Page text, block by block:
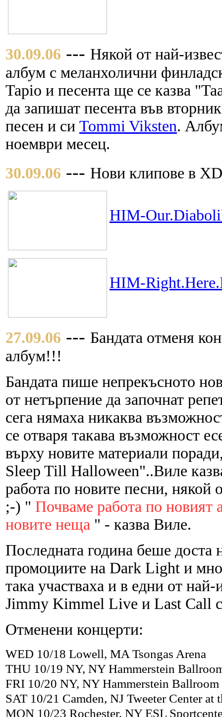
30.09.06 --- Някой от най-
албум с меланхолични
Tapio и песента ще се казва
да запишат песента във
песен и си Tommi Viksten.
ноември месец.
30.09.06 --- Нови клипове в
HIM-
HIM-
27.09.06 --- Бандата отменя
албум!!!
Бандата пише непрекъсното
от нетърпение да започнат
сега нямаха никаква
се отваря такава възможност
върху новите материали
Sleep Till Halloween"..Виле
работа по новите песни, някой
;-) " Почваме работа по новият
новите неща " - казва Виле.
Последната година беше доста
промоциите на Dark Light и
така участваха и в едни от
Jimmy Kimmel Live и Last Call
Отменени концерти:
WED 10/18 Lowell, MA Tsongas Arena
THU 10/19 NY, NY Hammerstein
FRI 10/20 NY, NY Hammerstein Ballroom
SAT 10/21 Camden, NJ Tweeter Center at
MON 10/23 Rochester, NY ESL